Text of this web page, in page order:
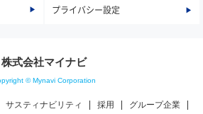
プライバシー設定
株式会社マイナビ
© Mynavi Corporation
サスティナビリティ 採用 グループ企業